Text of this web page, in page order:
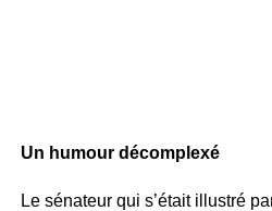
Un humour décomplexé
Le sénateur qui s’était illustré